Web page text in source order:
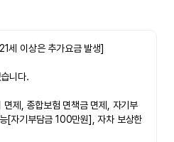
세 이상은 추가요금 발생]
니다.
제, 종합보험 면책금 면제, 자기부
[자기부담금 100만원], 자차 보상한